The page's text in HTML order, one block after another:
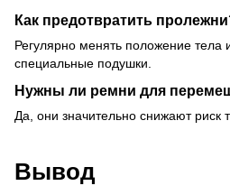
Как предотвратить
Регулярно менять положение тела
специальные подушки.
Нужны ли ремни для
Да, они значительно снижают риск
Вывод